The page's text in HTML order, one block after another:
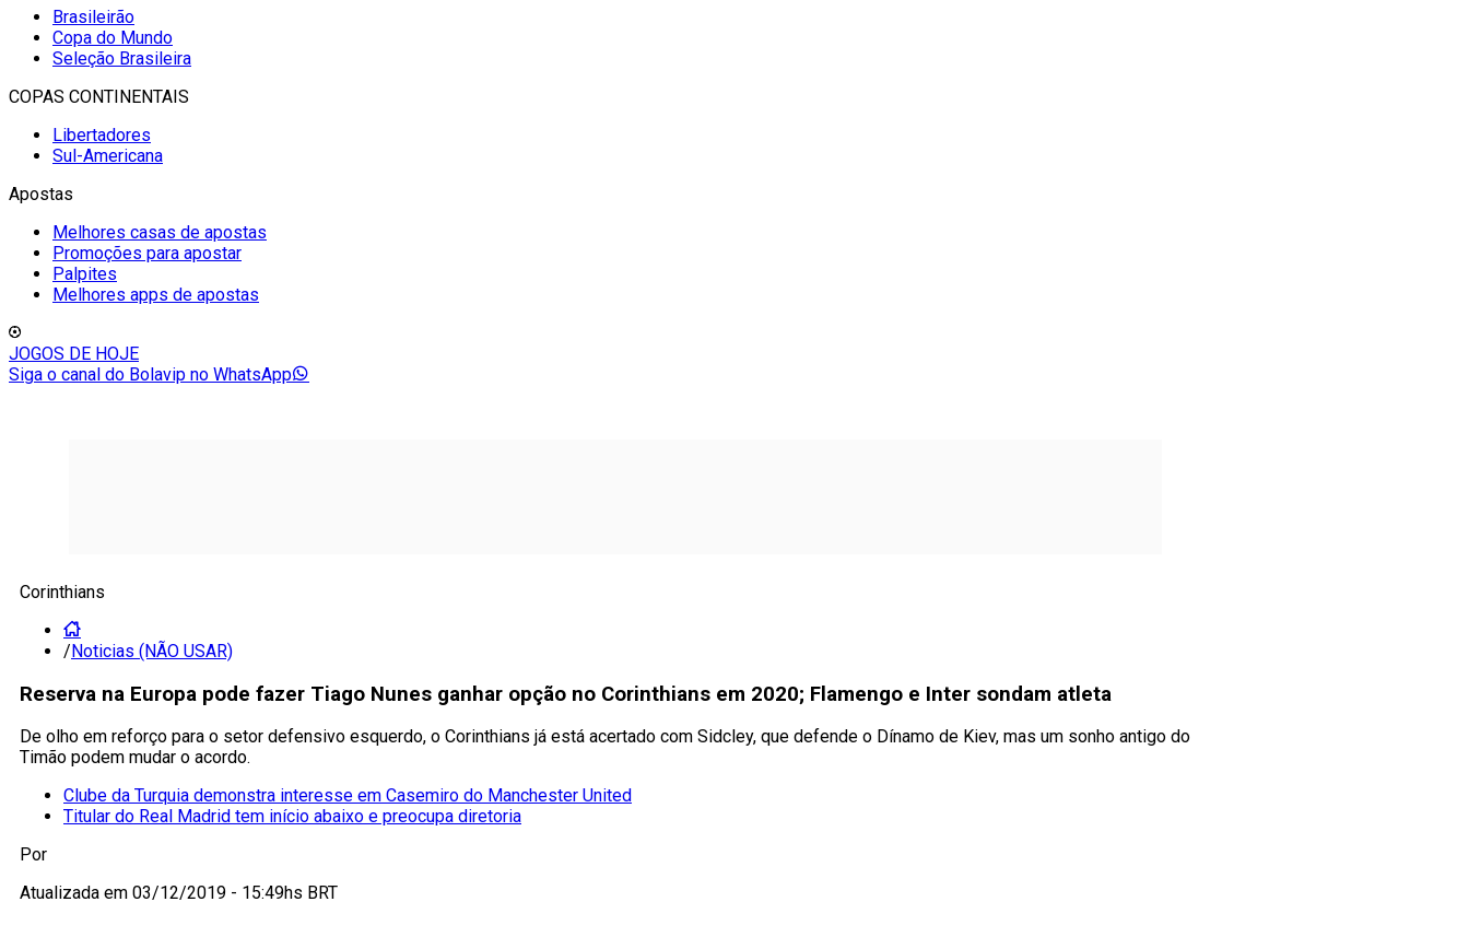
Brasileirão
Copa do Mundo
Seleção Brasileira
COPAS CONTINENTAIS
Libertadores
Sul-Americana
Apostas
Melhores casas de apostas
Promoções para apostar
Palpites
Melhores apps de apostas
JOGOS DE HOJE
Siga o canal do Bolavip no WhatsApp
Corinthians
/Noticias (NÃO USAR)
Reserva na Europa pode fazer Tiago Nunes ganhar opção no Corinthians em 2020; Flamengo e Inter sondam atleta
De olho em reforço para o setor defensivo esquerdo, o Corinthians já está acertado com Sidcley, que defende o Dínamo de Kiev, mas um sonho antigo do
Timão podem mudar o acordo.
Clube da Turquia demonstra interesse em Casemiro do Manchester United
Titular do Real Madrid tem início abaixo e preocupa diretoria
Por
Atualizada em 03/12/2019 - 15:49hs BRT